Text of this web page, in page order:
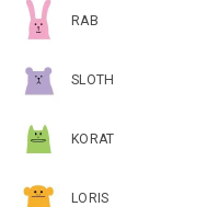
RAB
SLOTH
KORAT
LORIS